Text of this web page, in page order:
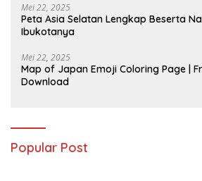
Mei 22, 2025
Peta Asia Selatan Lengkap Beserta
Ibukotanya
Mei 22, 2025
Map of Japan Emoji Coloring Page |
Download
Popular Post